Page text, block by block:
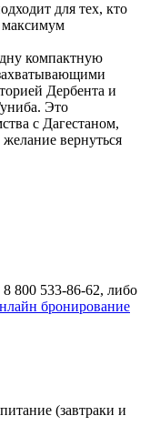
для тех, кто
максимум
компактную
Дербента и
Это
с Дагестаном,
вернуться
800 533-86-62, либо
бронирование
(завтраки и